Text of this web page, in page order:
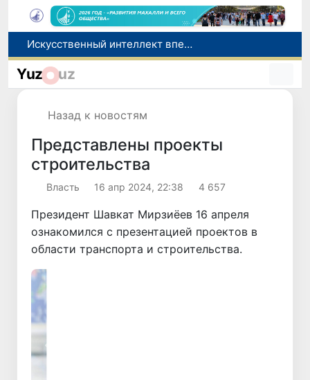
В Намангане задержан сотрудник Пенсионного фонда при получении взятки за обещание оформить пенсию и увеличить выплаты
В Узбекистане на этой неделе ожидается жара до +42 градусов
Yuz uz
Назад к новостям
Представлены проекты
строительства
Власть 16 апр 2024, 22:38 4 657
Президент Шавкат Мирзиёев 16 апреля
ознакомился с презентацией проектов в
области транспорта и строительства.